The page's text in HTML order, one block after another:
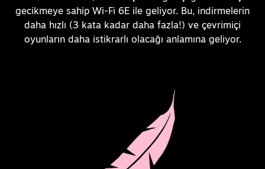
gecikmeye sahip Wi-Fi 6E ile geliyor. Bu, indirmelerin
daha hızlı (3 kata kadar daha fazla!) ve çevrimiçi
oyunların daha istikrarlı olacağı anlamına geliyor.